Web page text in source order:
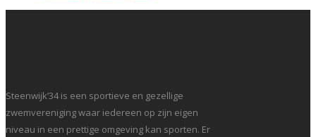
Steenwijk’34 is een sportieve en gezellige
zwemvereniging waar iedereen op zijn eigen
niveau in een prettige omgeving kan sporten. Er